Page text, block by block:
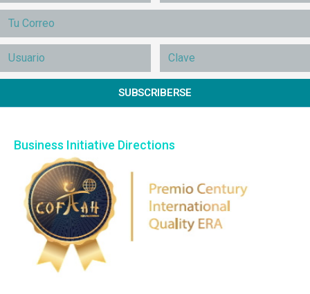
SUBSCRIBERSE
Business Initiative Directions